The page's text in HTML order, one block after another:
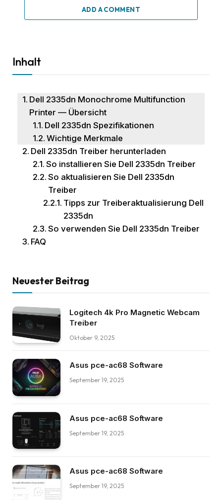
ADD A COMMENT
Inhalt
Dell 2335dn Monochrome Multifunction
Printer — Übersicht
Dell 2335dn Spezifikationen
Wichtige Merkmale
Dell 2335dn Treiber herunterladen
So installieren Sie Dell 2335dn Treiber
So aktualisieren Sie Dell 2335dn
Treiber
Tipps zur Treiberaktualisierung Dell
2335dn
So verwenden Sie Dell 2335dn Treiber
FAQ
Neuester Beitrag
Logitech 4k Pro Magnetic Webcam
Treiber
Oktober 9, 2025
Asus pce-ac68 Software
September 19, 2025
Asus pce-ac68 Software
September 19, 2025
Asus pce-ac68 Software
September 19, 2025